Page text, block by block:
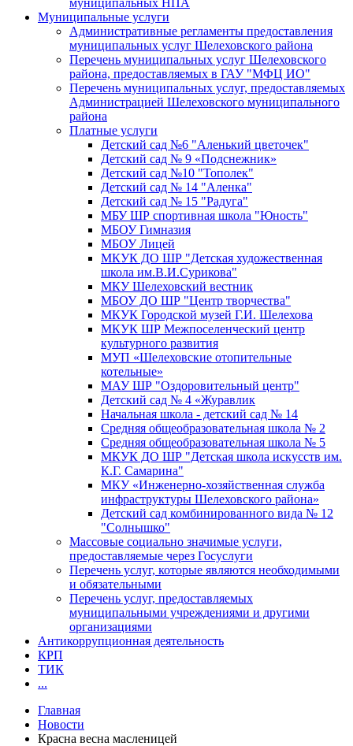
Муниципальные услуги
Административные регламенты предоставления
муниципальных услуг Шелеховского района
Перечень муниципальных услуг Шелеховского
района, предоставляемых в ГАУ "МФЦ ИО"
Перечень муниципальных услуг, предоставляемых
Администрацией Шелеховского муниципального
района
Платные услуги
Детский сад №6 "Аленький цветочек"
Детский сад № 9 «Подснежник»
Детский сад №10 "Тополек"
Детский сад № 14 "Аленка"
Детский сад № 15 "Радуга"
МБУ ШР спортивная школа "Юность"
МБОУ Гимназия
МБОУ Лицей
МКУК ДО ШР "Детская художественная
школа им.В.И.Сурикова"
МКУ Шелеховский вестник
МБОУ ДО ШР "Центр творчества"
МКУК Городской музей Г.И. Шелехова
МКУК ШР Межпоселенческий центр
культурного развития
МУП «Шелеховские отопительные
котельные»
МАУ ШР "Оздоровительный центр"
Детский сад № 4 «Журавлик
Начальная школа - детский сад № 14
Средняя общеобразовательная школа № 2
Средняя общеобразовательная школа № 5
МКУК ДО ШР "Детская школа искусств им.
К.Г. Самарина"
МКУ «Инженерно-хозяйственная служба
инфраструктуры Шелеховского района»
Детский сад комбинированного вида № 12
"Солнышко"
Массовые социально значимые услуги,
предоставляемые через Госуслуги
Перечень услуг, которые являются необходимыми
и обязательными
Перечень услуг, предоставляемых
муниципальными учреждениями и другими
организациями
Антикоррупционная деятельность
КРП
ТИК
...
Главная
Новости
Красна весна масленицей